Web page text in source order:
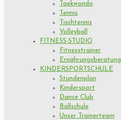
Taekwondo
Tennis
Tischtennis
Volleyball
FITNESS-STUDIO
Fitnesstrainer
Ernährungsberatung
KINDERSPORTSCHULE
Stundenplan
Kindersport
Dance Club
Ballschule
Unser Trainerteam